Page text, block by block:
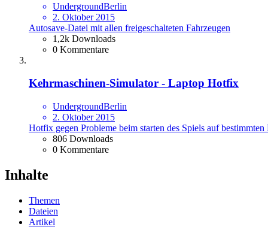
UndergroundBerlin
2. Oktober 2015
Autosave-Datei mit allen freigeschalteten Fahrzeugen
1,2k Downloads
0 Kommentare
Kehrmaschinen-Simulator - Laptop Hotfix
UndergroundBerlin
2. Oktober 2015
Hotfix gegen Probleme beim starten des Spiels auf bestimmten
806 Downloads
0 Kommentare
Inhalte
Themen
Dateien
Artikel